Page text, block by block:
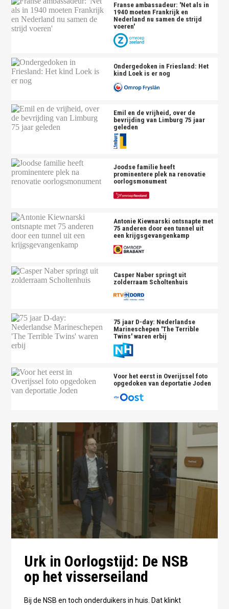
Franse ambassadeur: 'Net als in
1940 moeten Frankrijk en
Nederland nu samen de strijd
voeren'
Ondergedoken in Friesland: Het
kind Loek is er nog
Emil en de vrijheid, over de
bevrijding van Limburg 75 jaar
geleden
Joodse familie heeft
prominentere plek na renovatie
oorlogsmonument
Antonie Kiewnarski ontsnapte met
75 anderen door een tunnel uit
een krijgsgevangenkamp
Casper Naber springt uit
zolderraam Scholtenhuis
75 jaar D-day: Nederlandse
Marineschepen 'The Terrible
Twins' waren erbij
Voor het eerst in Overijssel foto
opgedoken van deportatie Joden
Urk in Oorlogstijd: De NSB
op het visserseiland
Bij de NSB en toch onderduikers in huis. Dat klinkt